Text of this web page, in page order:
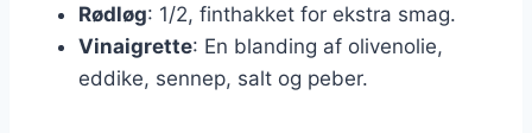
Rødløg: 1/2, finthakket for ekstra smag.
Vinaigrette: En blanding af olivenolie,
eddike, sennep, salt og peber.